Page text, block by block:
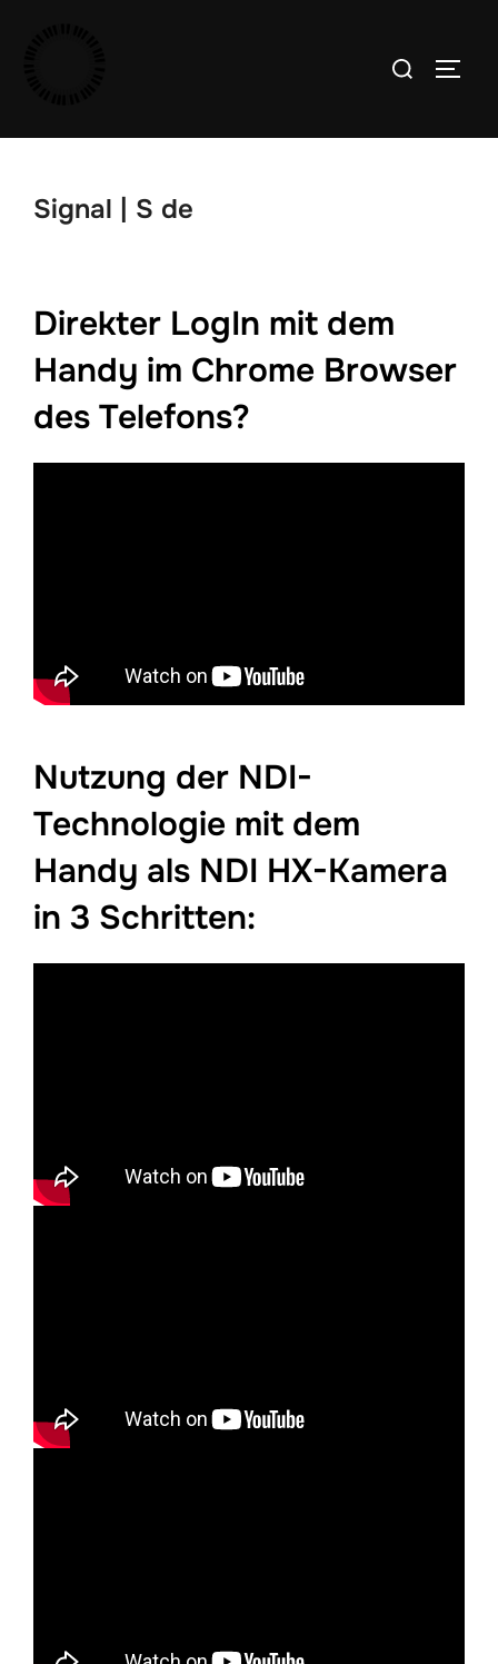
Suchen
Signal | S de
Direkter LogIn mit dem
Handy im Chrome Browser
des Telefons?
Nutzung der NDI-
Technologie mit dem
Handy als NDI HX-Kamera
in 3 Schritten: